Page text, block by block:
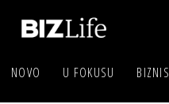
NOVO U FOKUSU BIZNIS